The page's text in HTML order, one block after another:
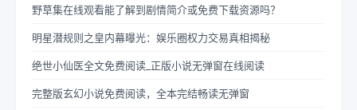
野草集在线观看能了解到剧情简介或免费下载资源吗？
明星潜规则之皇内幕曝光：娱乐圈权力交易真相揭秘
绝世小仙医全文免费阅读_正版小说无弹窗在线阅读
完整版玄幻小说免费阅读，全本完结畅读无弹窗